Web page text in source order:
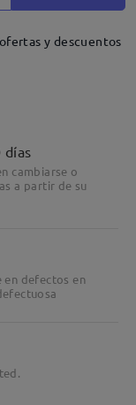
y descuentos
días
cambiarse o
a partir de su
defectos en